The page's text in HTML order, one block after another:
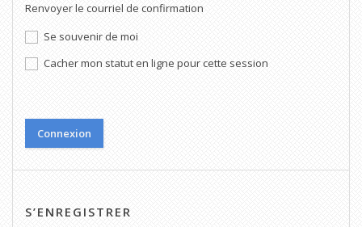
Renvoyer le courriel de confirmation
Se souvenir de moi
Cacher mon statut en ligne pour cette session
S’ENREGISTRER